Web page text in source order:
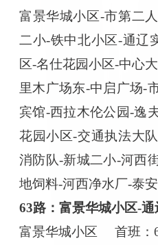
富景华城小区-市第二
二小-铁中北小区-通辽
区-名仕花园小区-中心
里木广场东-中启广场-
宾馆-西拉木伦公园-逸
花园小区-交通执法大
消防队-新城二小-河西
地饲料-河西净水厂-泰
63路：富景华城小区-通
富景华城小区
首班：